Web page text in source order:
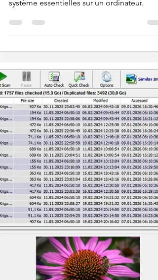
qui affiche rapidement des informations
système essentielles sur un ordinateur.